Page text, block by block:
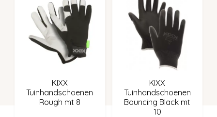
KIXX
Tuinhandschoenen
Rough mt 8
KIXX
Tuinhandschoenen
Bouncing Black mt
10